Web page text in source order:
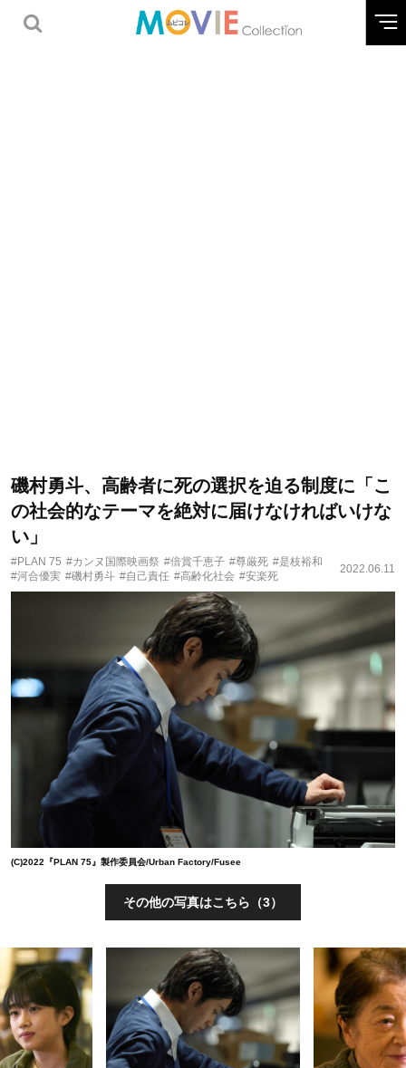
磯村勇斗、高齢者に死の選択を迫る制度に「こ
の社会的なテーマを絶対に届けなければいけな
い」
#PLAN 75 #カンヌ国際映画祭 #倍賞千恵子 #尊厳死 #是枝裕和
#河合優実 #磯村勇斗 #自己責任 #高齢化社会 #安楽死
2022.06.11
(C)2022『PLAN 75』製作委員会/Urban Factory/Fusee
その他の写真はこちら（3）